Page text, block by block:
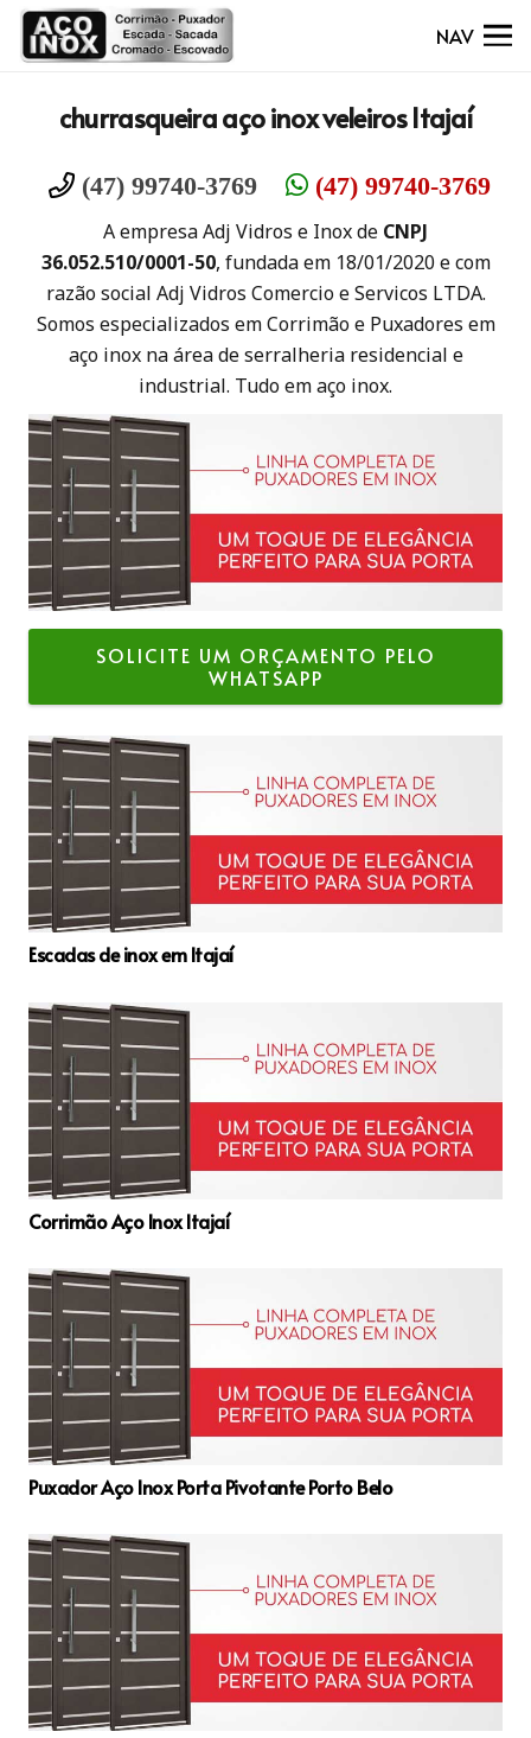
NAV
churrasqueira aço inox veleiros Itajaí
(47) 99740-3769 (47) 99740-3769
A empresa Adj Vidros e Inox de CNPJ
36.052.510/0001-50, fundada em 18/01/2020 e com
razão social Adj Vidros Comercio e Servicos LTDA.
Somos especializados em Corrimão e Puxadores em
aço inox na área de serralheria residencial e
industrial. Tudo em aço inox.
SOLICITE UM ORÇAMENTO PELO
WHATSAPP
Escadas de inox em Itajaí
Corrimão Aço Inox Itajaí
Puxador Aço Inox Porta Pivotante Porto Belo